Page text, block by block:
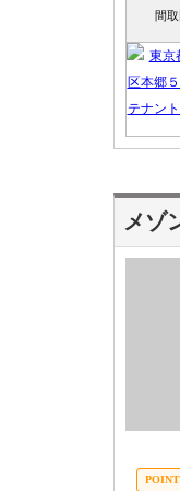
間
メゾ